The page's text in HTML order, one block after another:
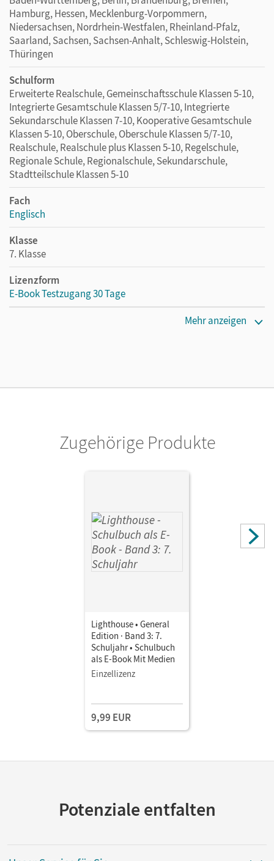
Hamburg, Hessen, Mecklenburg-Vorpommern,
Niedersachsen, Nordrhein-Westfalen, Rheinland-Pfalz,
Saarland, Sachsen, Sachsen-Anhalt, Schleswig-Holstein,
Thüringen
Schulform
Erweiterte Realschule, Gemeinschaftsschule Klassen 5-10,
Integrierte Gesamtschule Klassen 5/7-10, Integrierte
Sekundarschule Klassen 7-10, Kooperative Gesamtschule
Klassen 5-10, Oberschule, Oberschule Klassen 5/7-10,
Realschule, Realschule plus Klassen 5-10, Regelschule,
Regionale Schule, Regionalschule, Sekundarschule,
Stadtteilschule Klassen 5-10
Fach
Englisch
Klasse
7. Klasse
Lizenzform
E-Book Testzugang 30 Tage
Zoe Thorne Ltd.
Mehr anzeigen
Zugehörige Produkte
Lighthouse • General
Edition · Band 3: 7.
Schuljahr • Schulbuch
als E-Book Mit Medien
Einzellizenz
9,99 EUR
Potenziale entfalten